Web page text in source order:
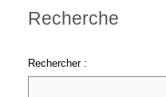
Recherche
Rechercher :